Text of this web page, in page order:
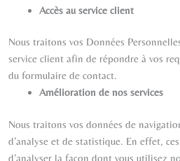
Accès au service client
Nous traitons vos Données
service client afin de répondre à vos
du formulaire de contact.
Amélioration de nos services
Nous traitons vos données de
d’analyse et de statistique. En effet,
d’analyser la façon dont vous utilisez